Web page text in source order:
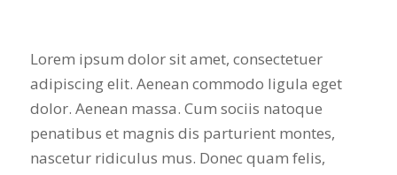
Lorem ipsum dolor sit amet, consectetuer
adipiscing elit. Aenean commodo ligula eget
dolor. Aenean massa. Cum sociis natoque
penatibus et magnis dis parturient montes,
nascetur ridiculus mus. Donec quam felis,